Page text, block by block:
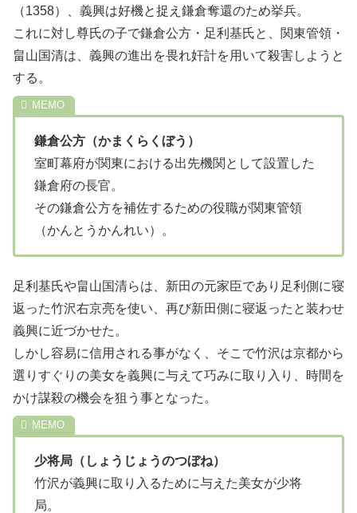
（1358）、義興は好機と捉え鎌倉奪還のため挙兵。
これに対し尊氏の子で鎌倉公方・足利基氏と、関東管領・
畠山国清は、義興の進出を畏れ奸計を用いて殺害しようと
する。
鎌倉公方（かまくらくぼう）
室町幕府が関東における出先機関として設置した
鎌倉府の長官。
その鎌倉公方を補佐するための役職が関東管領
（かんとうかんれい）。
足利基氏や畠山国清らは、新田の元家臣であり足利側に寝
返った竹沢右京亮を使い、再び新田側に寝返ったと装わせ
義興に近づかせた。
しかし容易に信用される事がなく、そこで竹沢は京都から
選りすぐりの美女を義興に与えて巧みに取り入り、時間を
かけ謀殺の機会を狙う事となった。
少将局（しょうじょうのつぼね）
竹沢が義興に取り入るために与えた美女が少将
局。